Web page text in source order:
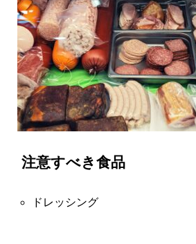
注意すべき食品
ドレッシング